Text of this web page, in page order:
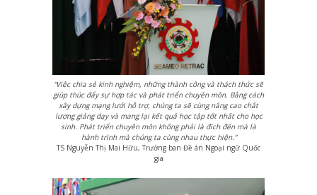
“Việc chia sẻ kinh nghiệm, những thành công và thách thức sẽ
giúp thúc đẩy sự hợp tác và phát triển chuyên môn. Bằng cách
xây dựng mạng lưới hỗ trợ, chúng ta sẽ cùng nâng cao chất
lượng giảng dạy và mang lại kết quả học tập tốt nhất cho học
sinh. Phát triển chuyên môn không phải là đích đến mà là
hành trình mà chúng ta cùng nhau thực hiện.”
TS Nguyễn Thị Mai Hữu, Trưởng ban Đề án Ngoại ngữ Quốc
gia